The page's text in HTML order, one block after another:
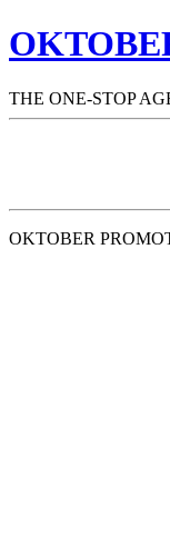
THE ONE-STOP
OKTOBER